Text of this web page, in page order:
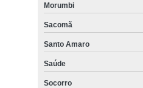
Morumbi
Sacomã
Santo Amaro
Saúde
Socorro